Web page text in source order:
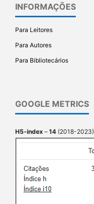
INFORMAÇÕES
Para Leitores
Para Autores
Para Bibliotecários
GOOGLE METRICS
H5-index – 14 (2018-2023)